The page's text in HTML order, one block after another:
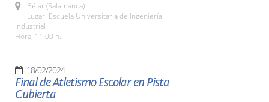
Béjar (Salamanca)
Lugar: Escuela Universitaria de Ingeniería
Industrial
Hora: 11:00 h.
18/02/2024
Final de Atletismo Escolar en Pista
Cubierta